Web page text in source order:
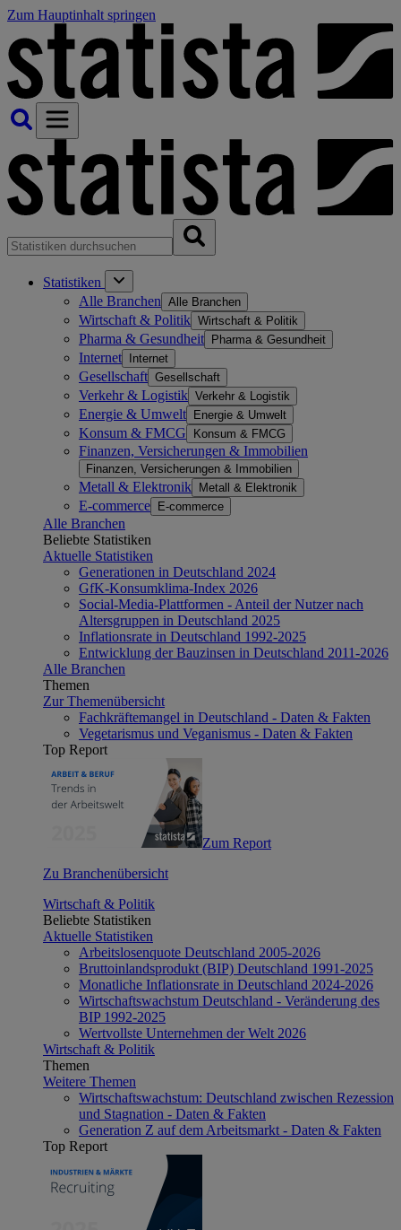
Zum Hauptinhalt springen
Statistiken
Alle Branchen Alle Branchen
Wirtschaft & Politik Wirtschaft & Politik
Pharma & Gesundheit Pharma & Gesundheit
Internet Internet
Gesellschaft Gesellschaft
Verkehr & Logistik Verkehr & Logistik
Energie & Umwelt Energie & Umwelt
Konsum & FMCG Konsum & FMCG
Finanzen, Versicherungen & Immobilien
Finanzen, Versicherungen & Immobilien
Metall & Elektronik Metall & Elektronik
E-commerce E-commerce
Alle Branchen
Beliebte Statistiken
Aktuelle Statistiken
Generationen in Deutschland 2024
GfK-Konsumklima-Index 2026
Social-Media-Plattformen - Anteil der Nutzer nach
Altersgruppen in Deutschland 2025
Inflationsrate in Deutschland 1992-2025
Entwicklung der Bauzinsen in Deutschland 2011-2026
Alle Branchen
Themen
Zur Themenübersicht
Fachkräftemangel in Deutschland - Daten & Fakten
Vegetarismus und Veganismus - Daten & Fakten
Top Report
Zum Report
Zu Branchenübersicht
Wirtschaft & Politik
Beliebte Statistiken
Aktuelle Statistiken
Arbeitslosenquote Deutschland 2005-2026
Bruttoinlandsprodukt (BIP) Deutschland 1991-2025
Monatliche Inflationsrate in Deutschland 2024-2026
Wirtschaftswachstum Deutschland - Veränderung des
BIP 1992-2025
Wertvollste Unternehmen der Welt 2026
Wirtschaft & Politik
Themen
Weitere Themen
Wirtschaftswachstum: Deutschland zwischen Rezession
und Stagnation - Daten & Fakten
Generation Z auf dem Arbeitsmarkt - Daten & Fakten
Top Report